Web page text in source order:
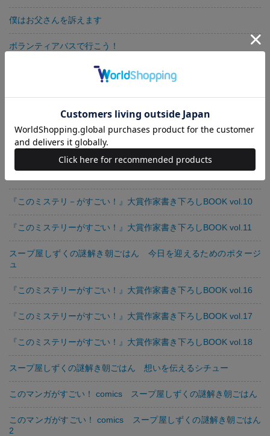
僕はお父さんを訴えます
ボランティアバスで行こう！
『このミステリーがすごい！』大賞作家書き下ろしBOOK vol.5
『このミステリーがすごい！』大賞作家書き下ろしBOOK vol.6
5分で泣ける！ 胸がいっぱいになる物語
『このミステリ－がすごい！』大賞作家書き下ろしBOOK vol.10
『このミステリーがすごい！』大賞作家書き下ろしBOOK vol.11
スープ屋しずくの謎解き朝ごはん 今日を迎えるためのポタージ
ュ
『このミステリーがすごい！』大賞作家書き下ろしBOOK vol.16
『このミステリーがすごい！』大賞作家書き下ろしBOOK vol.17
『このミステリーがすごい！』大賞作家書き下ろしBOOK vol.18
スープ屋しずくの謎解き朝ごはん 想いを伝えるシチュー
このマンガがすごい！ comics スープ屋しずくの謎解き朝ごはん
このマンガがすごい！ comics スープ屋しずくの謎解き朝ごはん
2